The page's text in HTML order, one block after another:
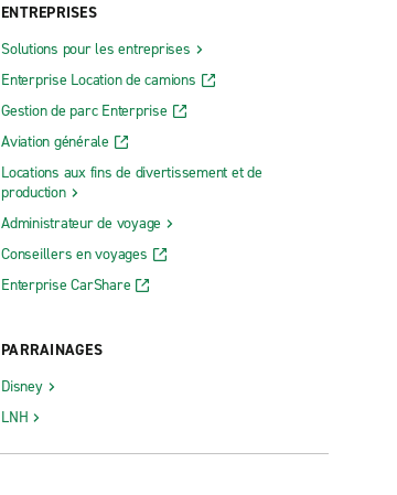
ENTREPRISES
Solutions pour les entreprises
Enterprise Location de camions
Gestion de parc Enterprise
Aviation générale
Locations aux fins de divertissement et de
production
Administrateur de voyage
Conseillers en voyages
Enterprise CarShare
PARRAINAGES
Disney
LNH